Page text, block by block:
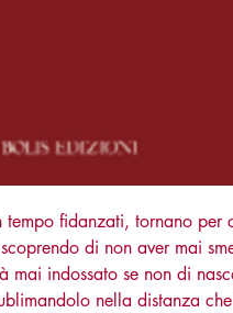
fidanzati, tornano per
di non aver mai
mai indossato se non di
nella distanza